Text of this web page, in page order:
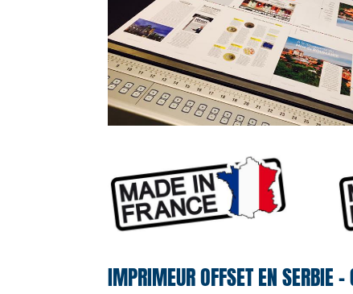
IMPRIMEUR OFFSET EN SERBIE